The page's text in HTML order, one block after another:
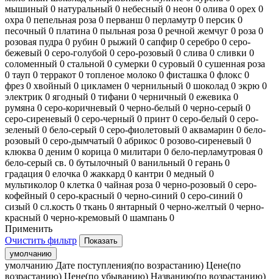
мышиный 0 натуральный 0 небесный 0 неон 0 олива 0 орех 0
охра 0 пепельная роза 0 перванш 0 перламутр 0 персик 0
песочный 0 платина 0 пыльная роза 0 речной жемчуг 0 роза 0
розовая пудра 0 рубин 0 рыжий 0 сапфир 0 серебро 0 серо-
бежевый 0 серо-голубой 0 серо-розовый 0 слива 0 сливки 0
соломенный 0 стальной 0 сумерки 0 суровый 0 сушенная роза
0 тауп 0 терракот 0 топленое молоко 0 фисташка 0 флокс 0
фрез 0 хвойный 0 цикламен 0 чернильный 0 шоколад 0 экрю 0
электрик 0 ягодный 0 тифани 0 черничный 0 ежевика 0
румяна 0 серо-коричневый 0 черно-белый 0 черно-серый 0
серо-сиреневый 0 серо-черный 0 принт 0 серо-белый 0 серо-
зеленый 0 бело-серый 0 серо-фиолетовый 0 аквамарин 0 бело-
розовый 0 серо-дымчатый 0 абрикос 0 розово-сиреневый 0
клюква 0 деним 0 корица 0 милитари 0 бело-перламутровая 0
бело-серый св. 0 бутылочный 0 ванильный 0 герань 0
градация 0 елочка 0 жаккард 0 кантри 0 медный 0
мультиколор 0 клетка 0 чайная роза 0 черно-розовый 0 серо-
кофейный 0 серо-красный 0 черно-синий 0 серо-синий 0
сизый 0 сл.кость 0 ткань 0 янтарный 0 черно-желтый 0 черно-
красный 0 черно-кремовый 0 шампань 0
Применить
Очистить фильтр
умолчанию
умолчанию Дате поступления(по возрастанию) Цене(по
возрастанию) Цене(по убыванию) Названию(по возрастанию)